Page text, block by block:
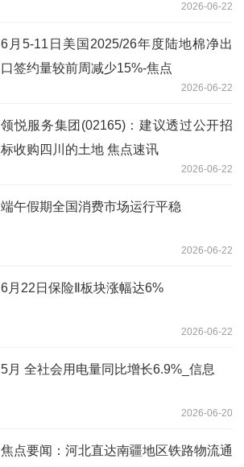
2026-06-22
6月5-11日美国2025/26年度陆地棉净出
口签约量较前周减少15%-焦点
2026-06-22
领悦服务集团(02165)：建议透过公开招
标收购四川的土地 焦点速讯
2026-06-22
端午假期全国消费市场运行平稳
2026-06-22
6月22日保险Ⅱ板块涨幅达6%
2026-06-22
5月 全社会用电量同比增长6.9%_信息
2026-06-20
焦点要闻：河北直达南疆地区铁路物流通